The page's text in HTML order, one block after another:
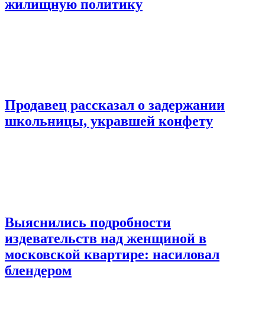
жилищную политику
Продавец рассказал о задержании
школьницы, укравшей конфету
Выяснились подробности
издевательств над женщиной в
московской квартире: насиловал
блендером